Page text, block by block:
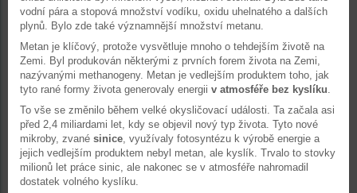
vodní pára a stopová množství vodíku, oxidu uhelnatého a dalších
plynů. Bylo zde také významnější množství metanu.
Metan je klíčový, protože vysvětluje mnoho o tehdejším životě na
Zemi. Byl produkován některými z prvních forem života na Zemi,
nazývanými methanogeny. Metan je vedlejším produktem toho, jak
tyto rané formy života generovaly energii v atmosféře bez kyslíku
To vše se změnilo během velké okysličovací události. Ta začala asi
před 2,4 miliardami let, kdy se objevil nový typ života. Tyto nové
mikroby, zvané sinice , využívaly fotosyntézu k výrobě energie a
jejich vedlejším produktem nebyl metan, ale kyslík. Trvalo to stovky
milionů let práce sinic, ale nakonec se v atmosféře nahromadil
dostatek volného kyslíku.